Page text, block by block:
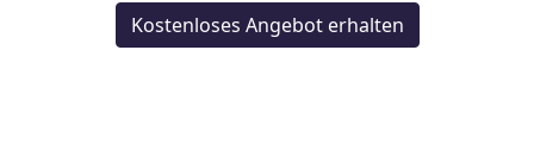
Kostenloses Angebot erhalten